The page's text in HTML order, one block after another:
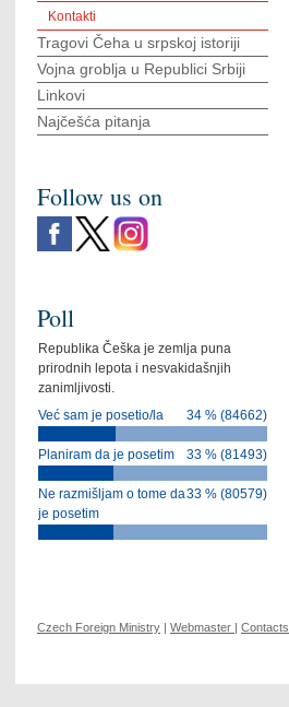
Kontakti
Tragovi Čeha u srpskoj istoriji
Vojna groblja u Republici Srbiji
Linkovi
Najčešća pitanja
Follow us on
Poll
Republika Češka je zemlja puna
prirodnih lepota i nesvakidašnjih
zanimljivosti.
34 % (84662)
Već sam je posetio/la
33 % (81493)
Planiram da je posetim
33 % (80579)
Ne razmišljam o tome da
je posetim
Czech Foreign Ministry | Webmaster | Contacts